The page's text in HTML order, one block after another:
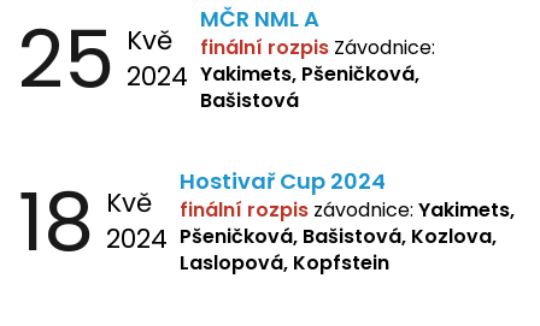
25 Kvě
2024
MČR NML A
finální rozpis Závodnice:
Yakimets, Pšeničková,
Bašistová
18 Kvě
2024
Hostivař Cup 2024
finální rozpis závodnice: Yakimets,
Pšeničková, Bašistová, Kozlova,
Laslopová, Kopfstein